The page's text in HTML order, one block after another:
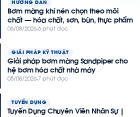
HƯỚNG DẪN
Bơm màng khí nén chọn theo môi
chất — hóa chất, sơn, bùn, thực phẩm
06/08/2026 6 phút đọc
GIẢI PHÁP KỸ THUẬT
Giải pháp bơm màng Sandpiper cho
hệ bơm hóa chất nhà máy
05/08/2026 7 phút đọc
TUYỂN DỤNG
Tuyển Dụng Chuyên Viên Nhân Sự |